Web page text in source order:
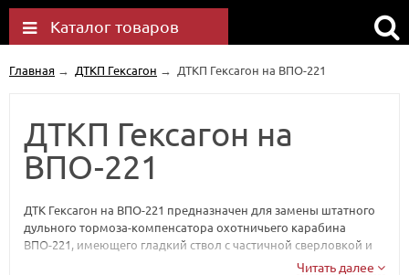
Каталог товаров
Главная → ДТКП Гексагон → ДТКП Гексагон на ВПО-221
ДТКП Гексагон на
ВПО-221
ДТК Гексагон на ВПО-221 предназначен для замены штатного
дульного тормоза-компенсатора охотничьего карабина
ВПО-221, имеющего гладкий ствол с частичной сверловкой и
предназначенного для использования боеприпасов 9.6х53 мм
Читать далее